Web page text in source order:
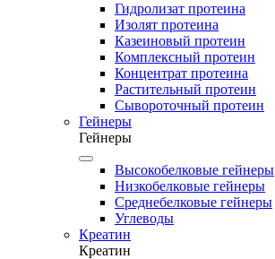
Гидролизат протеина
Изолят протеина
Казеиновый протеин
Комплексный протеин
Концентрат протеина
Растительный протеин
Сывороточный протеин
Гейнеры
Гейнеры
Высокобелковые гейнеры
Низкобелковые гейнеры
Среднебелковые гейнеры
Углеводы
Креатин
Креатин